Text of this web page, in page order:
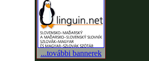
...további bannerek